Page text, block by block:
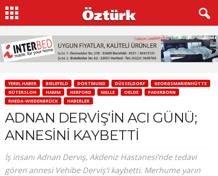
YEREL HABER BIELEFELD DORTMUND DÜSSELDORF
GEORGSMARIENHÜTTE
GÜTERSLOH
HAMM HERFORD MELLE OELDE
PADERBORN
RHEDA-WIEDENBRÜCK
HABERLER
ADNAN DERVİŞ‘İN ACI GÜNÜ;
ANNESİNİ KAYBETTİ
İş insanı Adnan Derviş, Akdeniz Hastanesi‘nde tedavi
gören annesi Vehibe Derviş‘i kaybetti. Merhume yarın